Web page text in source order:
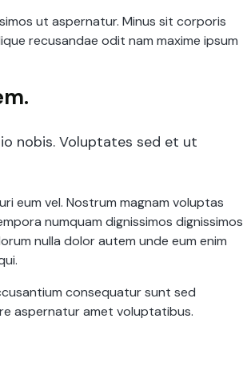
ut aspernatur. Minus sit corporis
recusandae odit nam maxime ipsum
nobis. Voluptates sed et ut
eum vel. Nostrum magnam voluptas
numquam dignissimos dignissimos
nulla dolor autem unde eum enim
consequatur sunt sed
aspernatur amet voluptatibus.